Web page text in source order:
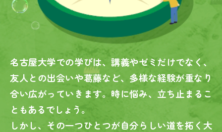
名大生トークセッション
名古屋大学での学びは、講義やゼミだけでなく、
友人との出会いや葛藤など、 多様な経験が重なり
合い広がっていきます。 時に悩み、立ち止まるこ
ともあるでしょう。
しかし、その一つひとつが自分らしい道を拓く大